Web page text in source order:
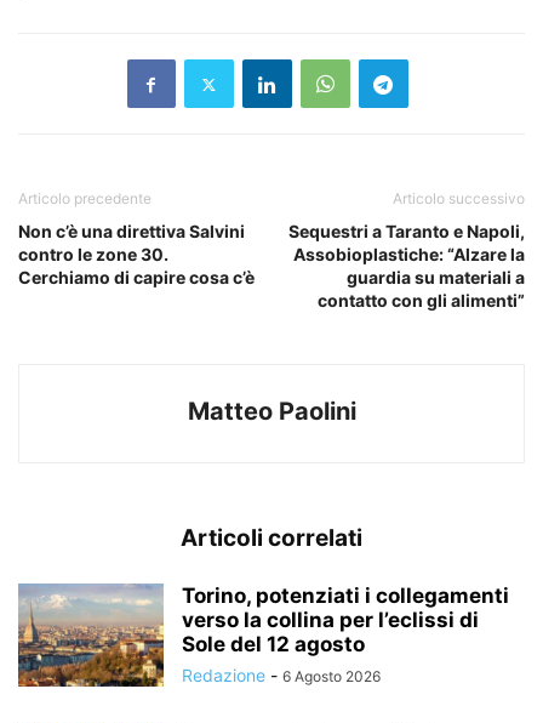
Articolo precedente
Non c’è una direttiva Salvini
contro le zone 30.
Cerchiamo di capire cosa c’è
Articolo successivo
Sequestri a Taranto e Napoli,
Assobioplastiche: “Alzare la
guardia su materiali a
contatto con gli alimenti”
Matteo Paolini
Articoli correlati
Torino, potenziati i collegamenti
verso la collina per l’eclissi di
Sole del 12 agosto
Redazione - 6 Agosto 2026